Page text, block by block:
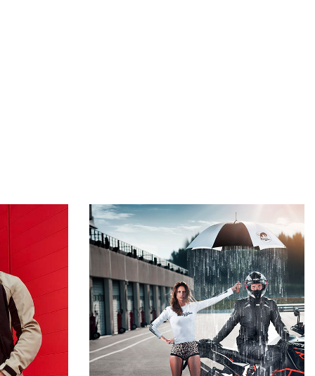
vêtement
?
membranes.
vêtement
vêtement.